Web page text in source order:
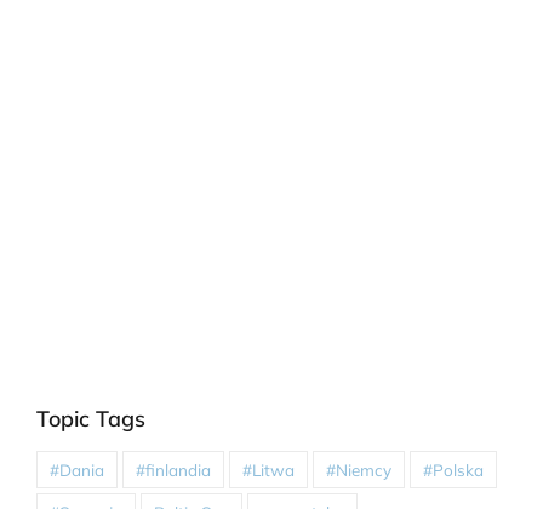
Topic Tags
#Dania #finlandia #Litwa #Niemcy #Polska